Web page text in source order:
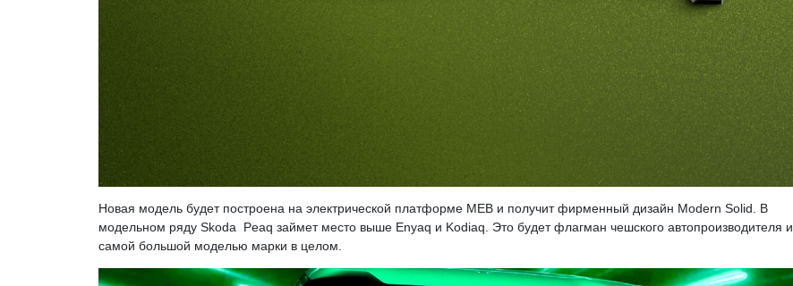
Новая модель будет построена на электрической платформе MEB и получит фирменный дизайн Modern Solid. В
модельном ряду Skoda Peaq займет место выше Enyaq и Kodiaq. Это будет флагман чешского автопроизводителя и
самой большой моделью марки в целом.